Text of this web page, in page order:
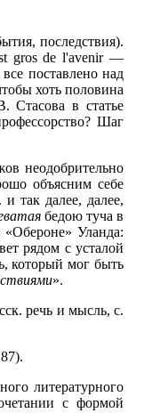
последствия).
gros de l'avenir —
поставлено над
хоть половина
Стасова в статье
Шаг
неодобрительно
объясним себе
и так далее, далее,
бедою туча в
Уланда:
рядом с усталой
который мог быть
».
речь и мысль, с.
литературного
с формой